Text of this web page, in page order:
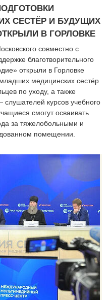
СЕСТЁР И БУДУЩИХ
В ГОРЛОВКЕ
совместно с
благотворительного
открыли в Горловке
медицинских сестёр
по уходу, а также
курсов учебного
смогут осваивать
за тяжелобольными и
помещении.